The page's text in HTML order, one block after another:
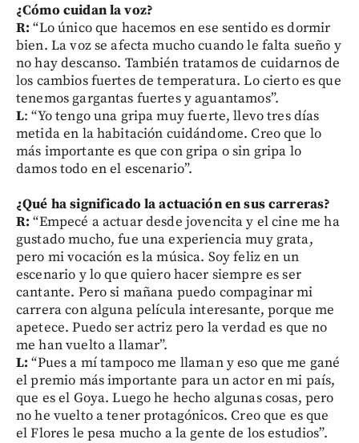
¿Cómo cuidan la voz?
R: “Lo único que hacemos en ese sentido es dormir
bien. La voz se afecta mucho cuando le falta sueño y
no hay descanso. También tratamos de cuidarnos de
los cambios fuertes de temperatura. Lo cierto es que
tenemos gargantas fuertes y aguantamos”.
L: “Yo tengo una gripa muy fuerte, llevo tres días
metida en la habitación cuidándome. Creo que lo
más importante es que con gripa o sin gripa lo
damos todo en el escenario”.
¿Qué ha significado la actuación en sus carreras?
R: “Empecé a actuar desde jovencita y el cine me ha
gustado mucho, fue una experiencia muy grata,
pero mi vocación es la música. Soy feliz en un
escenario y lo que quiero hacer siempre es ser
cantante. Pero si mañana puedo compaginar mi
carrera con alguna película interesante, porque me
apetece. Puedo ser actriz pero la verdad es que no
me han vuelto a llamar”.
L: “Pues a mí tampoco me llaman y eso que me gané
el premio más importante para un actor en mi país,
que es el Goya. Luego he hecho algunas cosas, pero
no he vuelto a tener protagónicos. Creo que es que
el Flores le pesa mucho a la gente de los estudios”.